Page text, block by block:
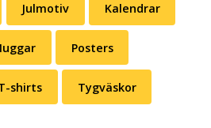
Julmotiv Kalendrar
Posters
shirts Tygväskor